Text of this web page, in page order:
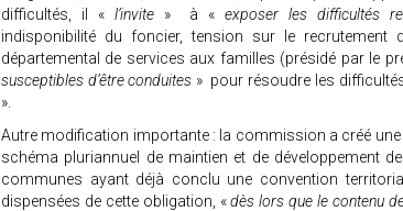
difficultés, il « l’invite » à « exposer les difficultés
indisponibilité du foncier, tension sur le recrutement
départemental de services aux familles (présidé par le
susceptibles d’être conduites » pour résoudre les
».
Autre modification importante : la commission a créé une
schéma pluriannuel de maintien et de développement
communes ayant déjà conclu une convention
dispensées de cette obligation, «dès lors que le contenu